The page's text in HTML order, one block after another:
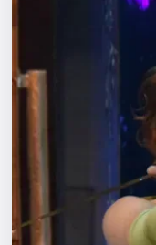
Экскурсии
Спорт
Города